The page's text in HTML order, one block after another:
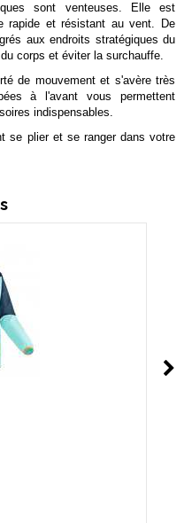
sont venteuses. Elle est
rapide et résistant au vent. De
aux endroits stratégiques du
corps et éviter la surchauffe.
de mouvement et s'avère très
à l'avant vous permettent
indispensables.
se plier et se ranger dans votre